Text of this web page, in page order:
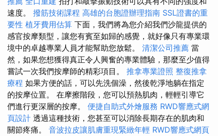
速度。 撥筋技術課程 高雄的台胞證辦理指南 SSL證書的重
要性 植牙費用估算 下面，我們將為您介紹我們沙龍提供的
感官按摩類型，讓您有賓至如歸的感覺，就好像只有專業環
境中的卓越專業人員才能幫助您放鬆。 清潔公司推薦 當
然，如果您想獲得真正令人興奮的專業體驗，那麼至少值得
嘗試一次我們按摩師的精彩項目。 推拿專業證照 整復推拿
療程 如果方便的話，可以先洗個澡，然後乾淨地躺在指定
的按摩位置。 在摩擦階段，您可以預熱肌肉，輕輕引導它
們進行更深層的按摩。 便捷自助式外燴服務 RWD響應式網
頁設計 透過這種技術，您甚至可以消除長期存在的肌肉和
關節疼痛。 音波拉皮讓肌膚重現緊緻年輕 RWD響應式網頁